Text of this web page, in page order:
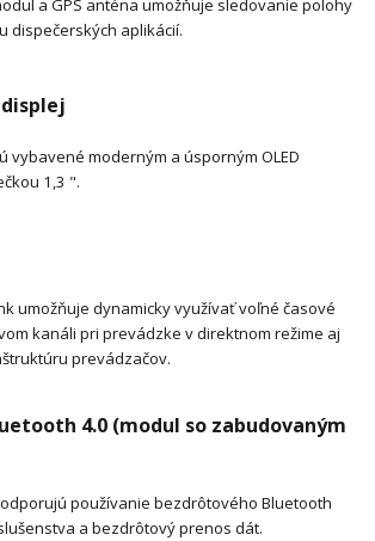
a GPS anténa umožňuje sledovanie polohy
dispečerských aplikácií.
displej
vybavené moderným a úsporným OLED
1,3 ".
umožňuje dynamicky využívať voľné časové
kanáli pri prevádzke v direktnom režime aj
prevádzačov.
4.0 (modul so zabudovaným
používanie bezdrôtového Bluetooth
a bezdrôtový prenos dát.